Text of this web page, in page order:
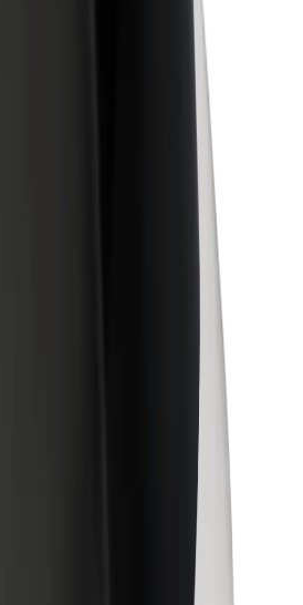
punjenje